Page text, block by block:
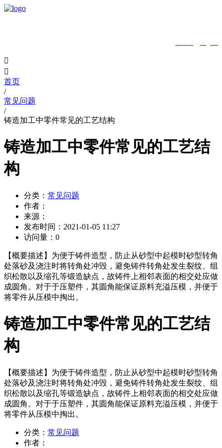


首页
/
常见问题
/
铸造加工中零件常见的工艺结构
铸造加工中零件常见的工艺结
构
分类： 常见问题
作者：
来源：
发布时间： 2021-01-05 11:27
访问量： 0
【概要描述】 为便于铸件造型，防止从砂型中起模时砂型转角
处落砂及浇注时将转角处冲毁，避免铸件转角处发生裂纹、组
织松散以及缩孔等锻造缺点，故铸件上相邻表面的相交处应做
成圆角。对于于压塑件，其圆角能保证原料充溢压模，并便于
将零件从压模中掏出。
铸造加工中零件常见的工艺结
构
【概要描述】 为便于铸件造型，防止从砂型中起模时砂型转角
处落砂及浇注时将转角处冲毁，避免铸件转角处发生裂纹、组
织松散以及缩孔等锻造缺点，故铸件上相邻表面的相交处应做
成圆角。对于于压塑件，其圆角能保证原料充溢压模，并便于
将零件从压模中掏出。
分类： 常见问题
作者：